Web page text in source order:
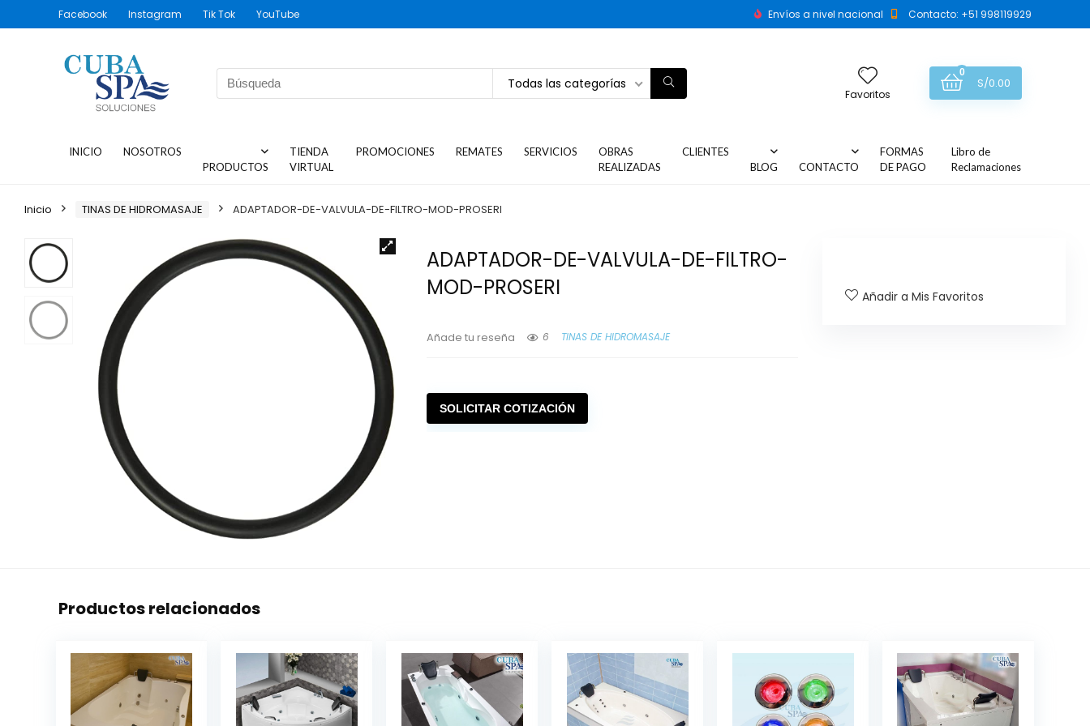
Facebook Instagram Tik Tok YouTube Envíos a nivel nacional Contacto: +51 998119929
Todas las categorías
Favoritos
0
S/0.00
INICIO
NOSOTROS
PRODUCTOS
TIENDA
VIRTUAL
PROMOCIONES REMATES SERVICIOS
OBRAS
REALIZADAS
CLIENTES
BLOG
CONTACTO
FORMAS
DE PAGO
Libro de
Reclamaciones
Inicio TINAS DE HIDROMASAJE ADAPTADOR-DE-VALVULA-DE-FILTRO-MOD-PROSERI
ADAPTADOR-DE-VALVULA-DE-FILTRO-
MOD-PROSERI
Añade tu reseña 6 TINAS DE HIDROMASAJE
SOLICITAR COTIZACIÓN
Añadir a Mis Favoritos
Productos relacionados